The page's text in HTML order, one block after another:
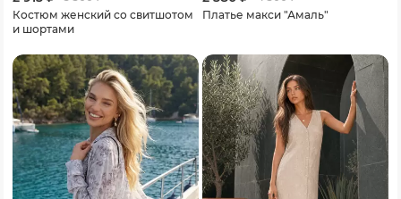
Костюм женский со свитшотом
и шортами
Платье макси "Амаль"